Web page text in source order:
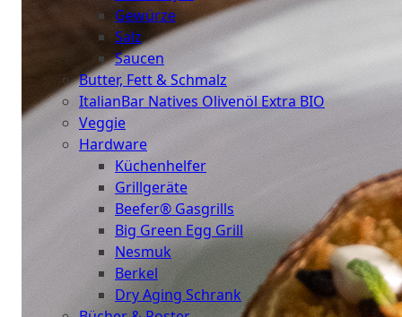
Gewürze
Salz
Saucen
Butter, Fett & Schmalz
ItalianBar Natives Olivenöl Extra BIO
Veggie
Hardware
Küchenhelfer
Grillgeräte
Beefer® Gasgrills
Big Green Egg Grill
Nesmuk
Berkel
Dry Aging Schrank